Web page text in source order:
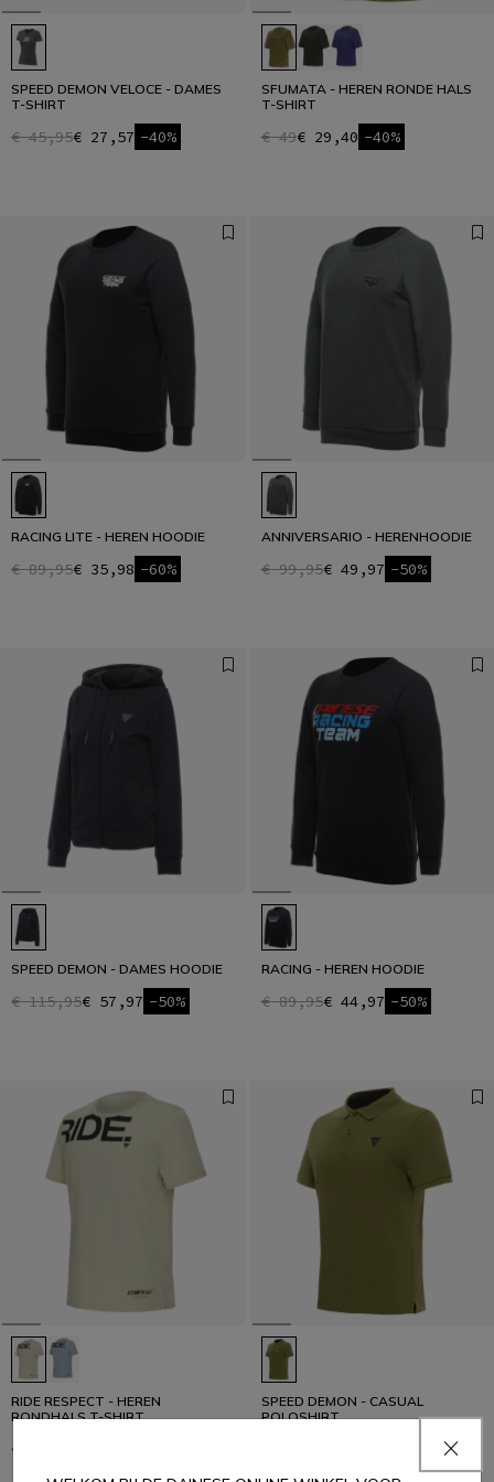
SPEED DEMON VELOCE - DAMES
T-SHIRT
€ 45,95€ 27,57 -40%
SFUMATA - HEREN RONDE HALS
T-SHIRT
€ 49€ 29,40 -40%
RACING LITE - HEREN HOODIE
€ 89,95€ 35,98 -60%
ANNIVERSARIO - HERENHOODIE
€ 99,95€ 49,97 -50%
SPEED DEMON - DAMES HOODIE
€ 115,95€ 57,97 -50%
RACING - HEREN HOODIE
€ 89,95€ 44,97 -50%
RIDE RESPECT - HEREN
RONDHALS T-SHIRT
€ 39
SPEED DEMON - CASUAL
POLOSHIRT